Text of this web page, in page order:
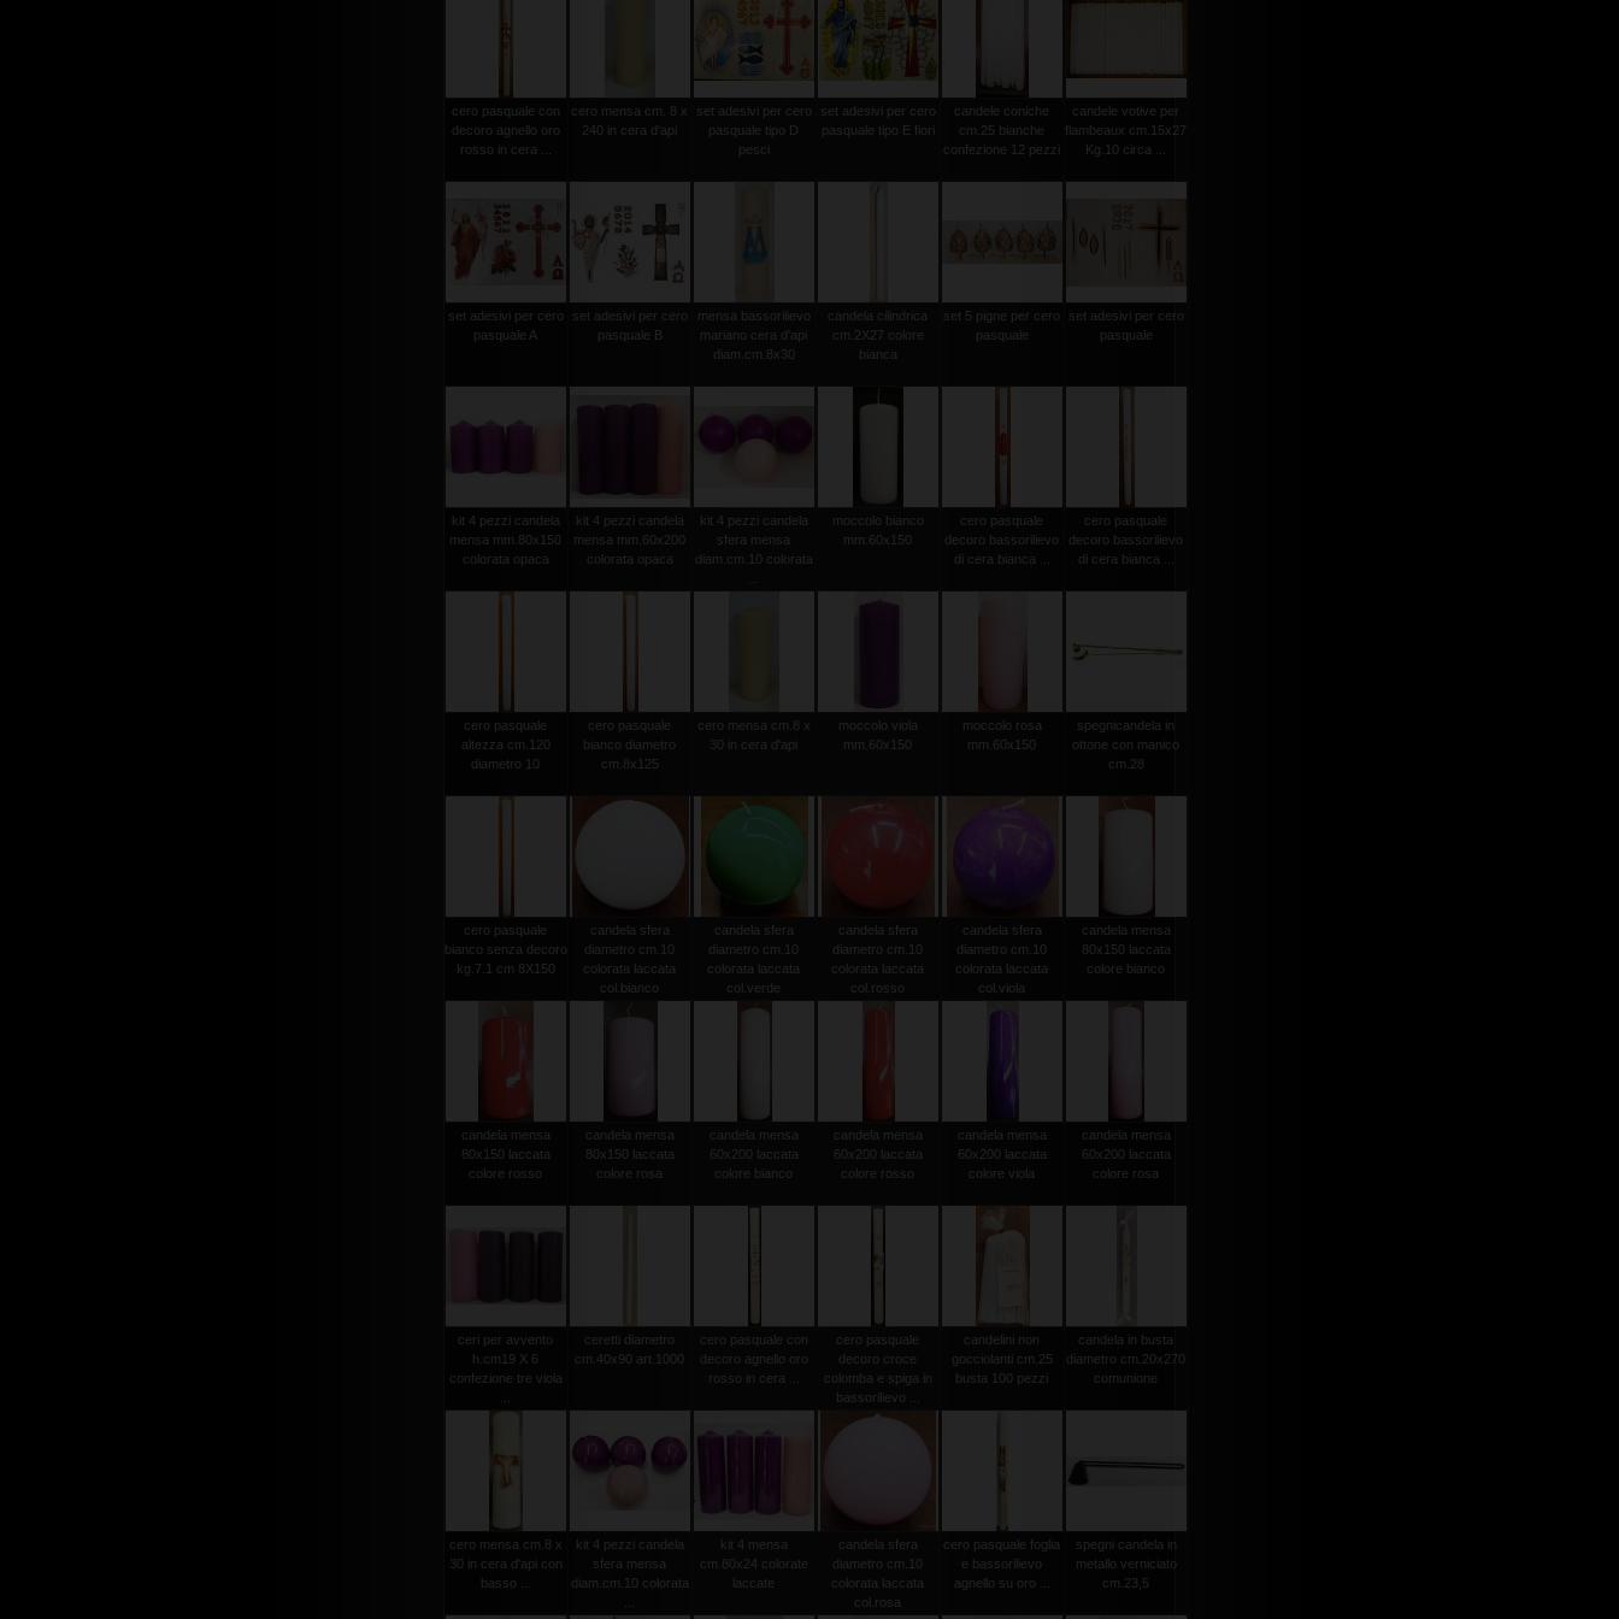
cero pasquale con
decoro agnello oro
rosso in cera ...
cero mensa cm. 8 x
240 in cera d'api
set adesivi per cero
pasquale tipo D
pesci
set adesivi per cero
pasquale tipo E fiori
candele coniche
cm.25 bianche
confezione 12 pezzi
candele votive per
flambeaux cm.15x27
Kg.10 circa ...
set adesivi per cero
pasquale A
set adesivi per cero
pasquale B
mensa bassorilievo
mariano cera d'api
diam.cm.8x30
candela cilindrica
cm.2X27 colore
bianca
set 5 pigne per cero
pasquale
set adesivi per cero
pasquale
kit 4 pezzi candela
mensa mm.80x150
colorata opaca
kit 4 pezzi candela
mensa mm.60x200
colorata opaca
kit 4 pezzi candela
sfera mensa
diam.cm.10 colorata
moccolo bianco
mm.60x150
cero pasquale
decoro bassorilievo
di cera bianca ...
cero pasquale
decoro bassorilievo
di cera bianca ...
cero pasquale
altezza cm.120
diametro 10
cero pasquale
bianco diametro
cm.8x125
cero mensa cm.8 x
30 in cera d'api
moccolo viola
mm.60x150
moccolo rosa
mm.60x150
spegnicandela in
ottone con manico
cm.28
cero pasquale
bianco senza decoro
kg.7.1 cm 8X150
candela sfera
diametro cm.10
colorata laccata
col.bianco
candela sfera
diametro cm.10
colorata laccata
col.verde
candela sfera
diametro cm.10
colorata laccata
col.rosso
candela sfera
diametro cm.10
colorata laccata
col.viola
candela mensa
80x150 laccata
colore bianco
candela mensa
80x150 laccata
colore rosso
candela mensa
80x150 laccata
colore rosa
candela mensa
60x200 laccata
colore bianco
candela mensa
60x200 laccata
colore rosso
candela mensa
60x200 laccata
colore viola
candela mensa
60x200 laccata
colore rosa
ceri per avvento
h.cm19 X 6
confezione tre viola
ceretti diametro
cm.40x90 art.1000
cero pasquale con
decoro agnello oro
rosso in cera ...
cero pasquale
decoro croce
colomba e spiga in
bassorilievo ...
candelini non
gocciolanti cm.25
busta 100 pezzi
candela in busta
diametro cm.20x270
comunione
cero mensa cm.8 x
30 in cera d'api con
basso ...
kit 4 pezzi candela
sfera mensa
diam.cm.10 colorata
kit 4 mensa
cm.80x24 colorate
laccate
candela sfera
diametro cm.10
colorata laccata
col.rosa
cero pasquale foglia
e bassorilievo
agnello su oro ...
spegni candela in
metallo verniciato
cm.23,5